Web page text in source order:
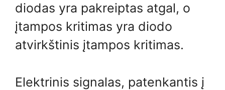
diodas yra pakreiptas atgal, o
įtampos kritimas yra diodo
atvirkštinis įtampos kritimas.
Elektrinis signalas, patenkantis į